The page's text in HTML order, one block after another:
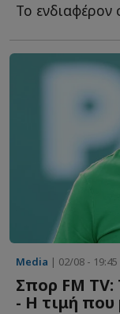
Media | 02/08 - 19:45
Σπορ FM
- Η τιμή που